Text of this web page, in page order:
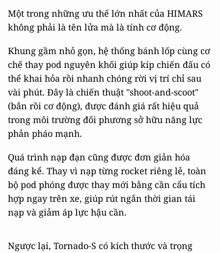
Một trong những ưu thế lớn nhất của HIMARS
không phải là tên lửa mà là tính cơ động.
Khung gầm nhỏ gọn, hệ thống bánh lốp cùng cơ
chế thay pod nguyên khối giúp kíp chiến đấu có
thể khai hỏa rồi nhanh chóng rời vị trí chỉ sau
vài phút. Đây là chiến thuật "shoot-and-scoot"
(bắn rồi cơ động), được đánh giá rất hiệu quả
trong môi trường đối phương sở hữu năng lực
phản pháo mạnh.
Quá trình nạp đạn cũng được đơn giản hóa
đáng kể. Thay vì nạp từng rocket riêng lẻ, toàn
bộ pod phóng được thay mới bằng cần cẩu tích
hợp ngay trên xe, giúp rút ngắn thời gian tái
nạp và giảm áp lực hậu cần.
Ngược lại, Tornado-S có kích thước và trọng